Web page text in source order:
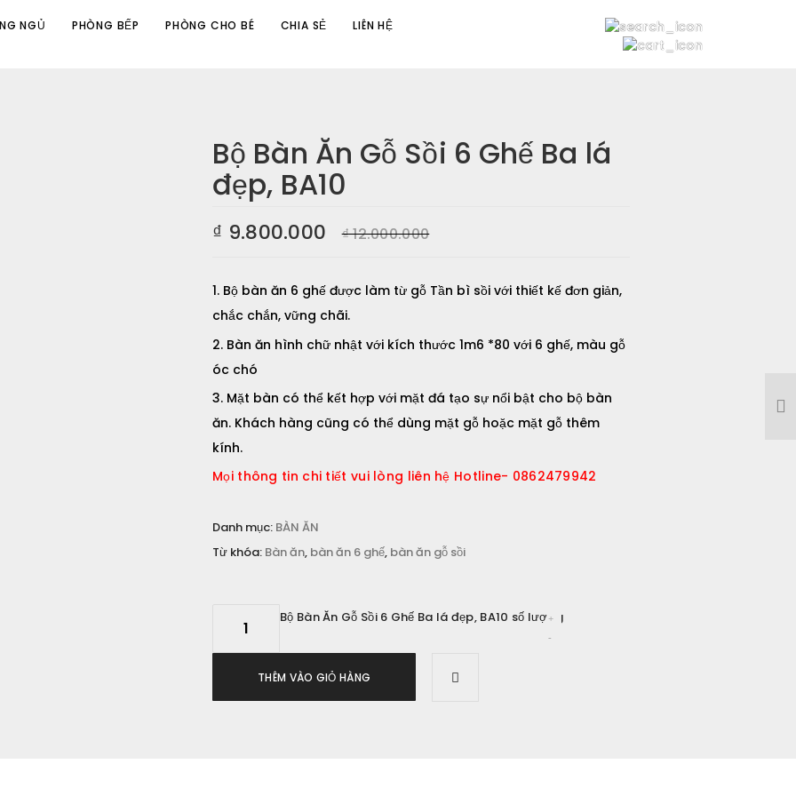
NGỦ PHÒNG BẾP PHÒNG CHO BÉ CHIA SẺ LIÊN HỆ
Bộ Bàn Ăn Gỗ Sồi 6 Ghế Ba lá
đẹp, BA10
₫ 9.800.000 ₫12.000.000
Bộ bàn ăn 6 ghế được làm từ gỗ Tần bì sồi với thiết kế đơn giản,
chắc chắn, vững chãi.
Bàn ăn hình chữ nhật với kích thước 1m6 *80 với 6 ghế, màu gỗ
óc chó
Mặt bàn có thể kết hợp với mặt đá tạo sự nổi bật cho bộ bàn
ăn. Khách hàng cũng có thể dùng mặt gỗ hoặc mặt gỗ thêm
kính.
Mọi thông tin chi tiết vui lòng liên hệ Hotline- 0862479942
Danh mục: BÀN ĂN
Từ khóa: Bàn ăn, bàn ăn 6 ghế, bàn ăn gỗ sồi
Bộ Bàn Ăn Gỗ Sồi 6 Ghế Ba lá đẹp, BA10 số lượng
THÊM VÀO GIỎ HÀNG
SỒI 6 GHẾ BA LÁ ĐẸP, BA10”